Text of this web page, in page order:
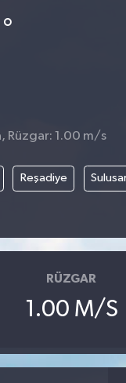
°
Rüzgar: 1.00 m/s
Reşadiye
RÜZGAR
1.00 M/S